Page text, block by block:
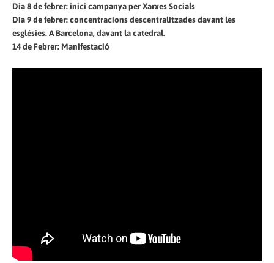
Dia 8 de febrer: inici campanya per Xarxes Socials
Dia 9 de febrer: concentracions descentralitzades davant les
esglésies. A Barcelona, davant la catedral.
14 de Febrer: Manifestació